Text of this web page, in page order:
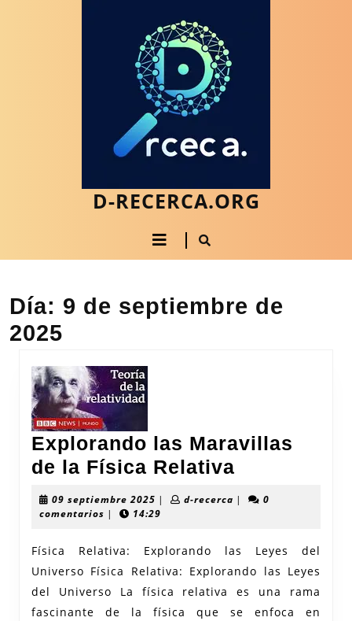
D-RECERCA.ORG
Botón
apertura
Día: 9 de septiembre de
2025
Explorando las Maravillas
de la Física Relativa
las
la
Física
Relativa
09 septiembre 2025 09
septiembre
| d-recercad-|
0
comentarios | 14:29
Física Relativa: Explorando las Leyes del
Universo Física Relativa: Explorando las Leyes
del Universo La física relativa es una rama
fascinante de la física que se enfoca en